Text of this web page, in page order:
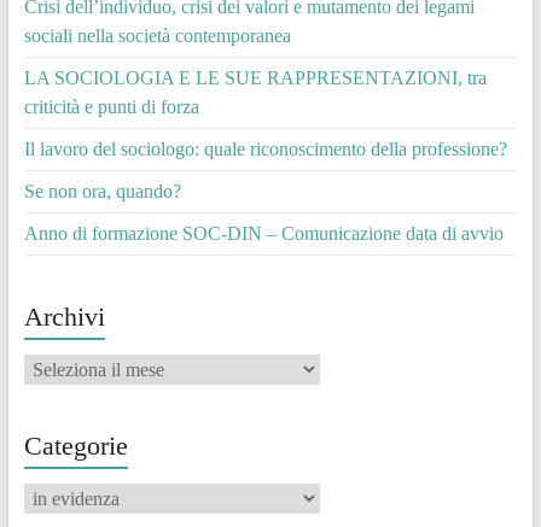
Crisi dell’individuo, crisi dei valori e mutamento dei legami
sociali nella società contemporanea
LA SOCIOLOGIA E LE SUE RAPPRESENTAZIONI, tra
criticità e punti di forza
Il lavoro del sociologo: quale riconoscimento della professione?
Se non ora, quando?
Anno di formazione SOC-DIN – Comunicazione data di avvio
Archivi
Archivi
Categorie
Categorie